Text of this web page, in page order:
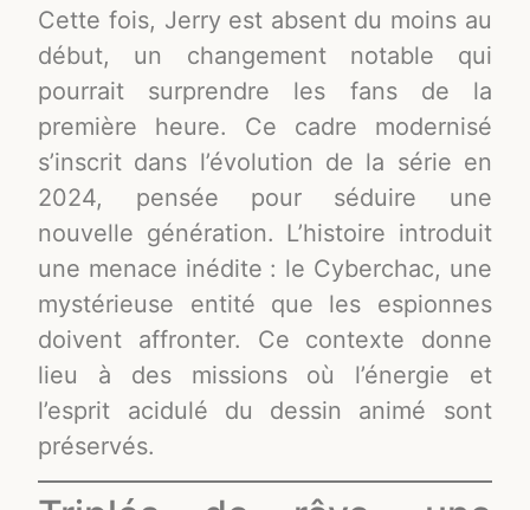
Cette fois, Jerry est absent du moins au
début, un changement notable qui
pourrait surprendre les fans de la
première heure. Ce cadre modernisé
s’inscrit dans l’évolution de la série en
2024, pensée pour séduire une
nouvelle génération. L’histoire introduit
une menace inédite : le Cyberchac, une
mystérieuse entité que les espionnes
doivent affronter. Ce contexte donne
lieu à des missions où l’énergie et
l’esprit acidulé du dessin animé sont
préservés.